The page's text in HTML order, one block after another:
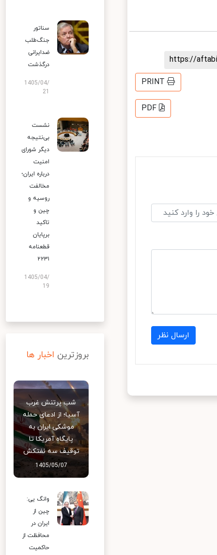
https://
PRINT
PDF
ارسال نظر
سناتور
جنگ‌طلب
ضدایرانی
درگذشت
1405/04/
نشست
بی‌نتیجه
دیگر شورای
امنیت
درباره ایران؛
مخالفت
روسیه و
چین و
تاکید
برپایان
قطعنامه
۲۲۳۱
1405/04/
19
بروزترین اخبار ها
شب پرتنش غرب
آسیا؛ از ادعای حمله
موشکی ایران به
پایگاه آمریکا تا
توقیف سه نفتکش
1405/05/07
وانگ یی:
چین از
ایران در
محافظت از
حاکمیت